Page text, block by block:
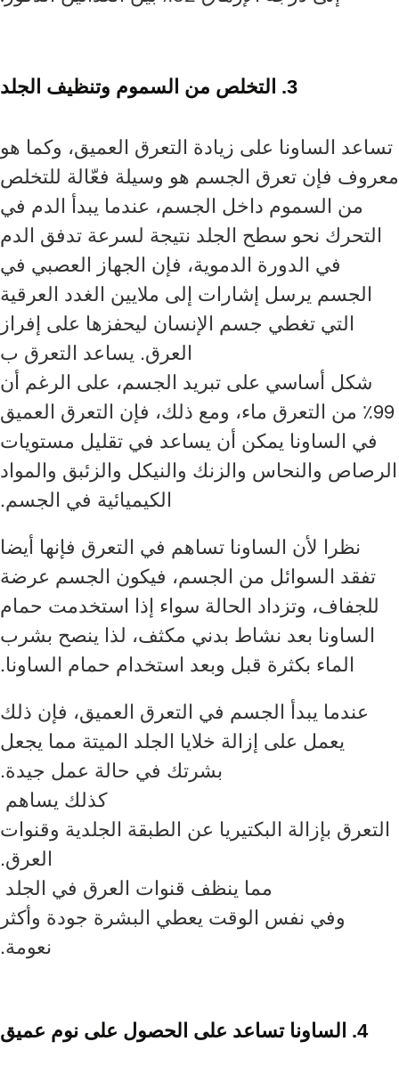
3. التخلص من السموم وتنظيف الجلد
تساعد الساونا على زيادة التعرق العميق، وكما هو
معروف فإن تعرق الجسم هو وسيلة فعّالة للتخلص
من السموم داخل الجسم، عندما يبدأ الدم في
التحرك نحو سطح الجلد نتيجة لسرعة تدفق الدم
في الدورة الدموية، فإن الجهاز العصبي في
الجسم يرسل إشارات إلى ملايين الغدد العرقية
التي تغطي جسم الإنسان ليحفزها على إفراز
العرق. يساعد التعرق ب
شكل أساسي على تبريد الجسم، على الرغم أن
99٪ من التعرق ماء، ومع ذلك، فإن التعرق العميق
في الساونا يمكن أن يساعد في تقليل مستويات
الرصاص والنحاس والزنك والنيكل والزئبق والمواد
الكيميائية في الجسم.
نظرا لأن الساونا تساهم في التعرق فإنها أيضا
تفقد السوائل من الجسم، فيكون الجسم عرضة
للجفاف، وتزداد الحالة سواء إذا استخدمت حمام
الساونا بعد نشاط بدني مكثف، لذا ينصح بشرب
الماء بكثرة قبل وبعد استخدام حمام الساونا.
عندما يبدأ الجسم في التعرق العميق، فإن ذلك
يعمل على إزالة خلايا الجلد الميتة مما يجعل
بشرتك في حالة عمل جيدة.
كذلك يساهم
التعرق بإزالة البكتيريا عن الطبقة الجلدية وقنوات
العرق.
مما ينظف قنوات العرق في الجلد
وفي نفس الوقت يعطي البشرة جودة وأكثر
نعومة.
4. الساونا تساعد على الحصول على نوم عميق